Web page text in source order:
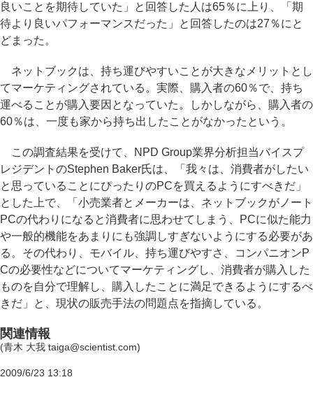
良いことを期待していた」と回答した人は65％に上り、「期
待より良いパフォーマンスだった」と回答したのは27％にと
どまった。
ネットブックは、持ち運びやすいことが大きなメリットとし
てマーケティングされている。実際、購入者の60％で、持ち
運べることが購入要因となっていた。しかしながら、購入者の
60％は、一度も家から持ち出したことがなかったという。
この調査結果を受けて、NPD Group業界分析担当バイスプ
レジデントのStephen Baker氏は、「我々は、消費者がしたい
と思っていることにぴったりのPCを買えるようにすべきだ」
とした上で、「小売業者とメーカーは、ネットブックがノート
PCの代わりになると消費者に思わせてしまう、PCに似た能力
や一般的機能をあまりにも強調しすぎないようにする必要があ
る。その代わり、モバイル、持ち運びやすさ、コンパニオンP
Cの必要性などについてマーケティングし、消費者が購入した
ものを自分で理解し、購入したことに満足できるようにするべ
きだ」と、現状の販売手法の問題点を指摘している。
関連情報
(青木 大我 taiga@scientist.com)
2009/6/23 13:18